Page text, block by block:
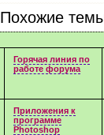
Похожие
Горячая линия по
работе форума
Приложения к
программе
Photoshop